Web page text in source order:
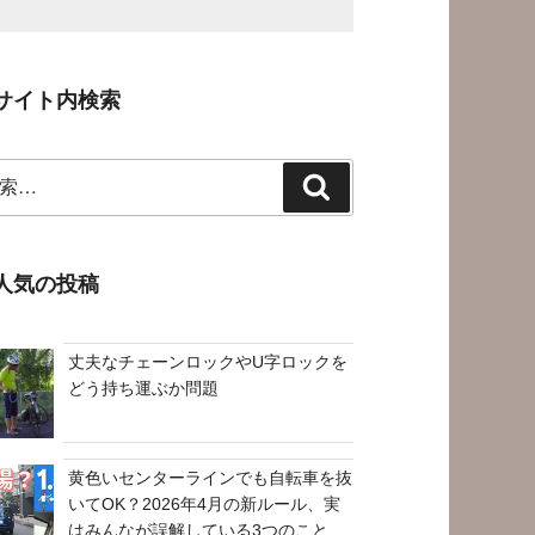
イト内検索
索
気の投稿
丈夫なチェーンロックやU字ロックを
どう持ち運ぶか問題
黄色いセンターラインでも自転車を抜
いてOK？2026年4月の新ルール、実
はみんなが誤解している3つのこと